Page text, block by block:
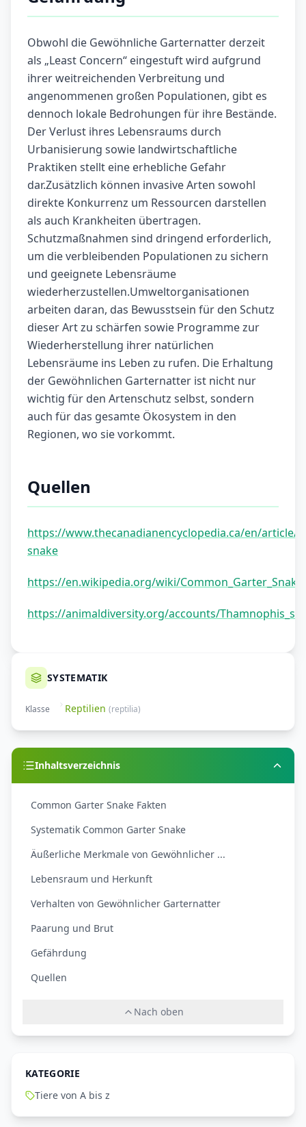
Obwohl die Gewöhnliche Garternatter derzeit
als „Least Concern“ eingestuft wird aufgrund
ihrer weitreichenden Verbreitung und
angenommenen großen Populationen, gibt es
dennoch lokale Bedrohungen für ihre Bestände.
Der Verlust ihres Lebensraums durch
Urbanisierung sowie landwirtschaftliche
Praktiken stellt eine erhebliche Gefahr
dar.Zusätzlich können invasive Arten sowohl
direkte Konkurrenz um Ressourcen darstellen
als auch Krankheiten übertragen.
Schutzmaßnahmen sind dringend erforderlich,
um die verbleibenden Populationen zu sichern
und geeignete Lebensräume
wiederherzustellen.Umweltorganisationen
arbeiten daran, das Bewusstsein für den Schutz
dieser Art zu schärfen sowie Programme zur
Wiederherstellung ihrer natürlichen
Lebensräume ins Leben zu rufen. Die Erhaltung
der Gewöhnlichen Garternatter ist nicht nur
wichtig für den Artenschutz selbst, sondern
auch für das gesamte Ökosystem in den
Regionen, wo sie vorkommt.
Quellen
https://www.thecanadianencyclopedia.ca/en/article/
snake
https://en.wikipedia.org/wiki/Common_Garter_Snake
https://animaldiversity.org/accounts/
SYSTEMATIK
Klasse Reptilien (reptilia)
Inhaltsverzeichnis
Common Garter Snake Fakten
Systematik Common Garter Snake
Äußerliche Merkmale von Gewöhnlicher ...
Lebensraum und Herkunft
Verhalten von Gewöhnlicher Garternatter
Paarung und Brut
Gefährdung
Quellen
Nach oben
KATEGORIE
Tiere von A bis z